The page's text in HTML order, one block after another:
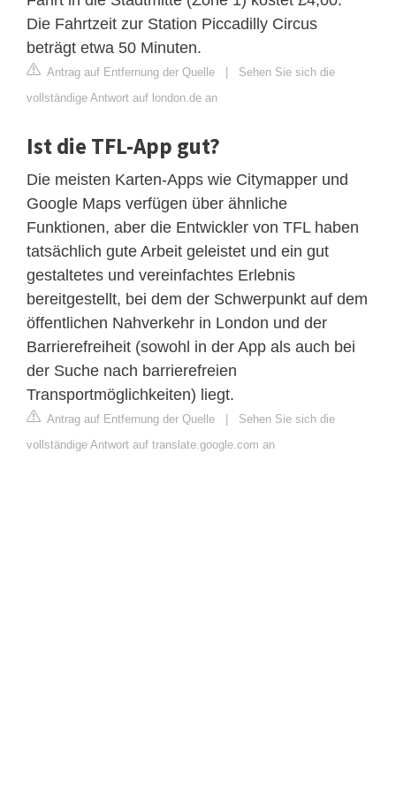
Die Fahrtzeit zur Station Piccadilly Circus
beträgt etwa 50 Minuten.
Antrag auf Entfernung der Quelle | Sehen Sie sich die
vollständige Antwort auf london.de an
Ist die TFL-App gut?
Die meisten Karten-Apps wie Citymapper und
Google Maps verfügen über ähnliche
Funktionen, aber die Entwickler von TFL haben
tatsächlich gute Arbeit geleistet und ein gut
gestaltetes und vereinfachtes Erlebnis
bereitgestellt, bei dem der Schwerpunkt auf dem
öffentlichen Nahverkehr in London und der
Barrierefreiheit (sowohl in der App als auch bei
der Suche nach barrierefreien
Transportmöglichkeiten) liegt.
Antrag auf Entfernung der Quelle | Sehen Sie sich die
vollständige Antwort auf translate.google.com an